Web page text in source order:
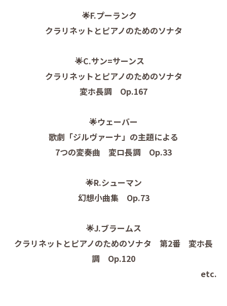
🌟F.プーランク
クラリネットとピアノのためのソナタ
🌟C.サン=サーンス
クラリネットとピアノのためのソナタ
変ホ長調 Op.167
🌟ウェーバー
歌劇「ジルヴァーナ」の主題による
7つの変奏曲 変ロ長調 Op.33
🌟R.シューマン
幻想小曲集 Op.73
🌟J.ブラームス
クラリネットとピアノのためのソナタ 第2番 変ホ長
調 Op.120
etc.